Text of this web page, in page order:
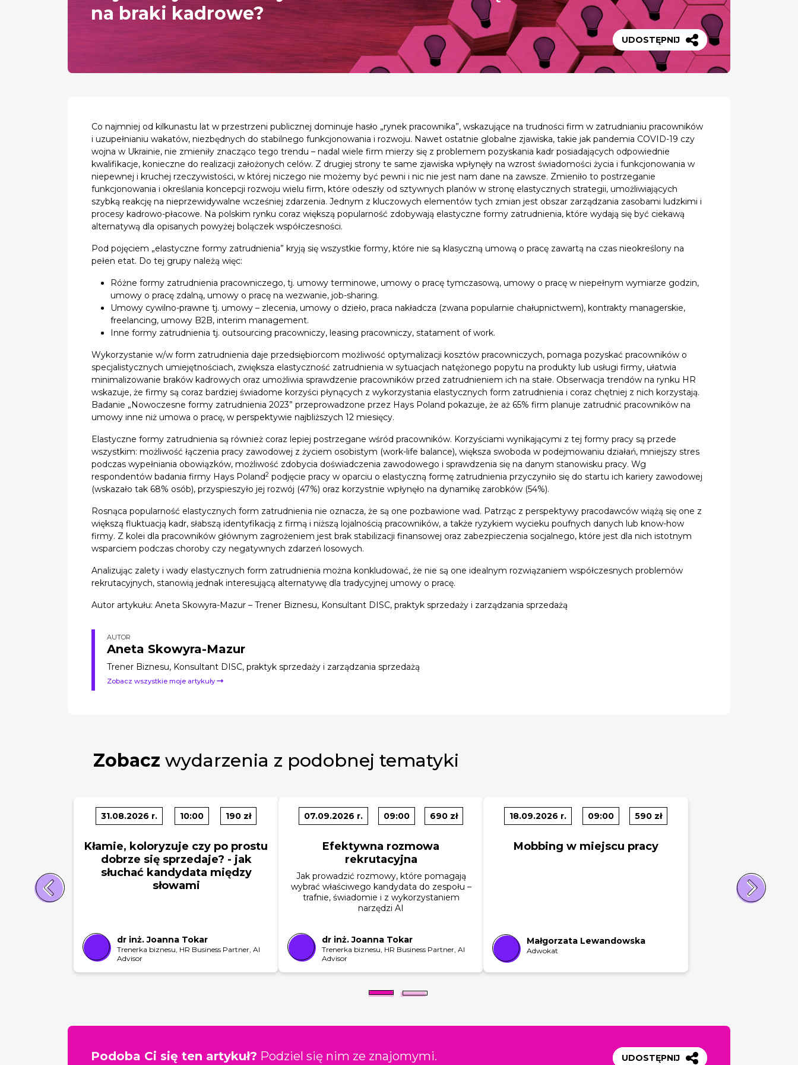
na braki kadrowe?
UDOSTĘPNIJ
Co najmniej od kilkunastu lat w przestrzeni publicznej dominuje hasło „rynek pracownika”, wskazujące na trudności firm w zatrudnianiu pracowników
i uzupełnianiu wakatów, niezbędnych do stabilnego funkcjonowania i rozwoju. Nawet ostatnie globalne zjawiska, takie jak pandemia COVID-19 czy
wojna w Ukrainie, nie zmieniły znacząco tego trendu – nadal wiele firm mierzy się z problemem pozyskania kadr posiadających odpowiednie
kwalifikacje, konieczne do realizacji założonych celów. Z drugiej strony te same zjawiska wpłynęły na wzrost świadomości życia i funkcjonowania w
niepewnej i kruchej rzeczywistości, w której niczego nie możemy być pewni i nic nie jest nam dane na zawsze. Zmieniło to postrzeganie
funkcjonowania i określania koncepcji rozwoju wielu firm, które odeszły od sztywnych planów w stronę elastycznych strategii, umożliwiających
szybką reakcję na nieprzewidywalne wcześniej zdarzenia. Jednym z kluczowych elementów tych zmian jest obszar zarządzania zasobami ludzkimi i
procesy kadrowo-płacowe. Na polskim rynku coraz większą popularność zdobywają elastyczne formy zatrudnienia, które wydają się być ciekawą
alternatywą dla opisanych powyżej bolączek współczesności.
Pod pojęciem „elastyczne formy zatrudnienia” kryją się wszystkie formy, które nie są klasyczną umową o pracę zawartą na czas nieokreślony na
pełen etat. Do tej grupy należą więc:
Różne formy zatrudnienia pracowniczego, tj. umowy terminowe, umowy o pracę tymczasową, umowy o pracę w niepełnym wymiarze godzin,
umowy o pracę zdalną, umowy o pracę na wezwanie, job-sharing.
Umowy cywilno-prawne tj. umowy – zlecenia, umowy o dzieło, praca nakładcza (zwana popularnie chałupnictwem), kontrakty managerskie,
freelancing, umowy B2B, interim management.
Inne formy zatrudnienia tj. outsourcing pracowniczy, leasing pracowniczy, statament of work.
Wykorzystanie w/w form zatrudnienia daje przedsiębiorcom możliwość optymalizacji kosztów pracowniczych, pomaga pozyskać pracowników o
specjalistycznych umiejętnościach, zwiększa elastyczność zatrudnienia w sytuacjach natężonego popytu na produkty lub usługi firmy, ułatwia
minimalizowanie braków kadrowych oraz umożliwia sprawdzenie pracowników przed zatrudnieniem ich na stałe. Obserwacja trendów na rynku HR
wskazuje, że firmy są coraz bardziej świadome korzyści płynących z wykorzystania elastycznych form zatrudnienia i coraz chętniej z nich korzystają.
Badanie „Nowoczesne formy zatrudnienia 2023” przeprowadzone przez Hays Poland pokazuje, że aż 65% firm planuje zatrudnić pracowników na
umowy inne niż umowa o pracę, w perspektywie najbliższych 12 miesięcy.
Elastyczne formy zatrudnienia są również coraz lepiej postrzegane wśród pracowników. Korzyściami wynikającymi z tej formy pracy są przede
wszystkim: możliwość łączenia pracy zawodowej z życiem osobistym (work-life balance), większa swoboda w podejmowaniu działań, mniejszy stres
podczas wypełniania obowiązków, możliwość zdobycia doświadczenia zawodowego i sprawdzenia się na danym stanowisku pracy. Wg
respondentów badania firmy Hays Poland2 podjęcie pracy w oparciu o elastyczną formę zatrudnienia przyczyniło się do startu ich kariery zawodowej
(wskazało tak 68% osób), przyspieszyło jej rozwój (47%) oraz korzystnie wpłynęło na dynamikę zarobków (54%).
Rosnąca popularność elastycznych form zatrudnienia nie oznacza, że są one pozbawione wad. Patrząc z perspektywy pracodawców wiążą się one z
większą fluktuacją kadr, słabszą identyfikacją z firmą i niższą lojalnością pracowników, a także ryzykiem wycieku poufnych danych lub know-how
firmy. Z kolei dla pracowników głównym zagrożeniem jest brak stabilizacji finansowej oraz zabezpieczenia socjalnego, które jest dla nich istotnym
wsparciem podczas choroby czy negatywnych zdarzeń losowych.
Analizując zalety i wady elastycznych form zatrudnienia można konkludować, że nie są one idealnym rozwiązaniem współczesnych problemów
rekrutacyjnych, stanowią jednak interesującą alternatywę dla tradycyjnej umowy o pracę.
Autor artykułu: Aneta Skowyra-Mazur – Trener Biznesu, Konsultant DISC, praktyk sprzedaży i zarządzania sprzedażą
AUTOR
Aneta Skowyra-Mazur
Trener Biznesu, Konsultant DISC, praktyk sprzedaży i zarządzania sprzedażą
Zobacz wszystkie moje artykuły
Zobacz wydarzenia z podobnej tematyki
31.08.2026 r. 10:00 190 zł
Kłamie, koloryzuje czy po prostu
dobrze się sprzedaje? - jak
słuchać kandydata między
słowami
dr inż. Joanna Tokar
Trenerka biznesu, HR Business Partner, AI
Advisor
07.09.2026 r. 09:00 690 zł
Efektywna rozmowa
rekrutacyjna
Jak prowadzić rozmowy, które pomagają
wybrać właściwego kandydata do zespołu –
trafnie, świadomie i z wykorzystaniem
narzędzi AI
dr inż. Joanna Tokar
Trenerka biznesu, HR Business Partner, AI
Advisor
18.09.2026 r. 09:00 590 zł
Mobbing w miejscu pracy
Małgorzata Lewandowska
Adwokat
Podoba Ci się ten artykuł? Podziel się nim ze znajomymi. UDOSTĘPNIJ